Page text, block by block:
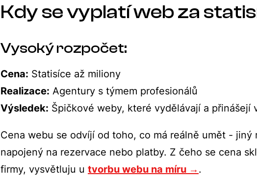
Kdy se vyplatí web za
Vysoký rozpočet:
Cena: Statisíce až miliony
Realizace: Agentury s týmem profesionálů
Výsledek: Špičkové weby, které vydělávají a přinášejí
Cena webu se odvíjí od toho, co má reálně umět -
napojený na rezervace nebo platby. Z čeho se cena
firmy, vysvětluju u tvorbu webu na míru → .